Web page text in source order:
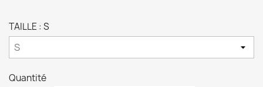
TAILLE : S
Quantité